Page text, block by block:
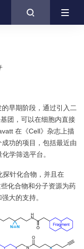

早期阶段，通过引入二
团，可以在细胞内直接
在《Cell》杂志上描
功的项目，包括最近由
学筛选平台。
探针化合物，并且在
化合物和分子资源为药
大的支持。